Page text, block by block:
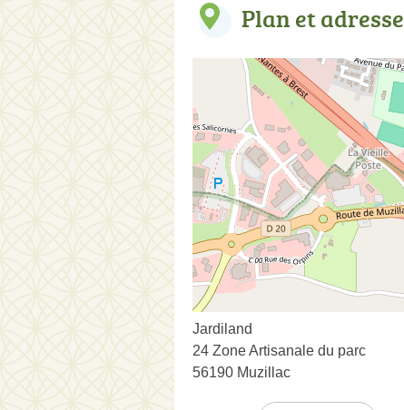
Plan et adresse
Jardiland
24 Zone Artisanale du parc
56190 Muzillac